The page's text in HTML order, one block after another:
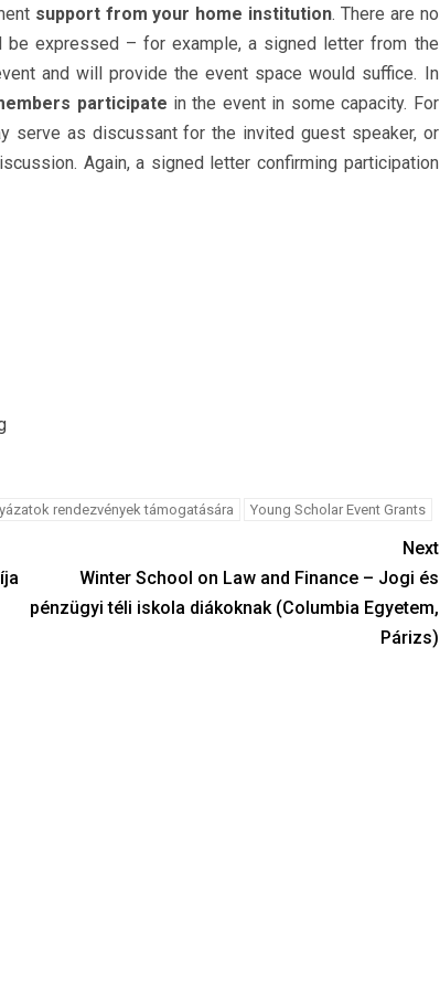
support from your home institution. There are no
be expressed – for example, a signed letter from the
and will provide the event space would suffice. In
participate in the event in some capacity. For
serve as discussant for the invited guest speaker, or
Again, a signed letter confirming participation
rendezvények támogatására Young Scholar Event Grants
Next
Winter School on Law and Finance – Jogi és
pénzügyi téli iskola diákoknak (Columbia Egyetem,
Párizs)